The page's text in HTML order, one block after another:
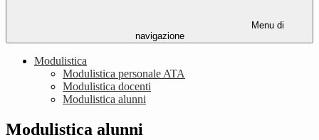
Menu di
navigazione
Modulistica
Modulistica personale ATA
Modulistica docenti
Modulistica alunni
Modulistica alunni